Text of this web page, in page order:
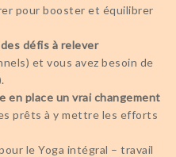
pour booster et équilibrer
défis à relever
et vous avez besoin de
en place un vrai changement
prêts à y mettre les efforts
le Yoga intégral – travail